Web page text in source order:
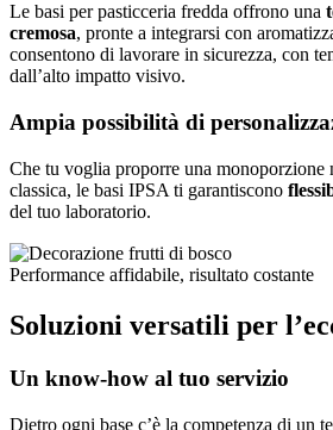
Le basi per pasticceria fredda offrono una
cremosa, pronte a integrarsi con
consentono di lavorare in sicurezza, con
dall’alto impatto visivo.
Ampia possibilità di
Che tu voglia proporre una monoporzione
classica, le basi IPSA ti garantiscono
del tuo laboratorio.
Performance affidabile, risultato costante
Soluzioni versatili per
Un know-how al tuo servizio
Dietro ogni base c’è la competenza di un